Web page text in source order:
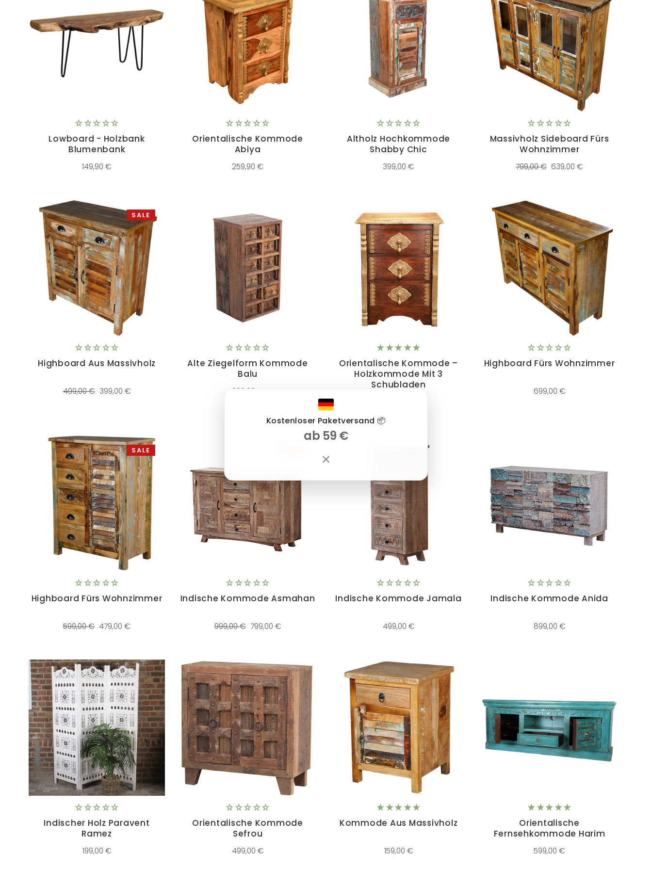
Lowboard - Holzbank
Blumenbank
149,90 €
Orientalische Kommode
Abiya
259,90 €
Altholz Hochkommode
Shabby Chic
399,00 €
Massivholz Sideboard Fürs
Wohnzimmer
Normaler
799,00 € Sonderpreis
639,00 €
SALE
Highboard Aus Massivholz
Normaler
499,00 € Sonderpreis
399,00 €
Alte Ziegelform Kommode
Balu
299,00 €
Orientalische Kommode –
Holzkommode Mit 3
Schubladen
Highboard Fürs Wohnzimmer
699,00 €
SALE
Highboard Fürs Wohnzimmer
Normaler
599,00 € Sonderpreis
479,00 €
Indische Kommode Asmahan
Normaler
999,00 € Sonderpreis
799,00 €
Indische Kommode Jamala
499,00 €
Indische Kommode Anida
899,00 €
Indischer Holz Paravent
Ramez
199,00 €
Orientalische Kommode
Sefrou
499,00 €
Kommode Aus Massivholz
159,00 €
Orientalische
Fernsehkommode Harim
599,00 €
Kostenloser Paketversand 📦
ab 59 €
×